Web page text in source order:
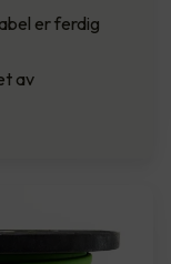
er ferdig
av